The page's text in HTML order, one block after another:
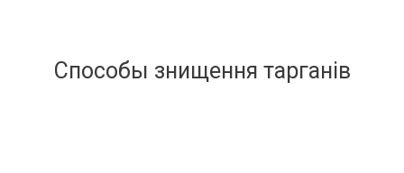
Способы знищення тарганів